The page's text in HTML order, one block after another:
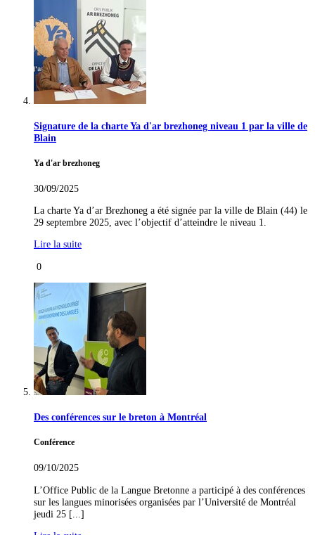
Signature de la charte Ya d'ar brezhoneg niveau 1 par la ville de
Blain
Ya d'ar brezhoneg
30/09/2025
La charte Ya d’ar Brezhoneg a été signée par la ville de Blain (44) le
29 septembre 2025, avec l’objectif d’atteindre le niveau 1.
Lire la suite
0
Des conférences sur le breton à Montréal
Conférence
09/10/2025
L’Office Public de la Langue Bretonne a participé à des conférences
sur les langues minorisées organisées par l’Université de Montréal
jeudi 25 [...]